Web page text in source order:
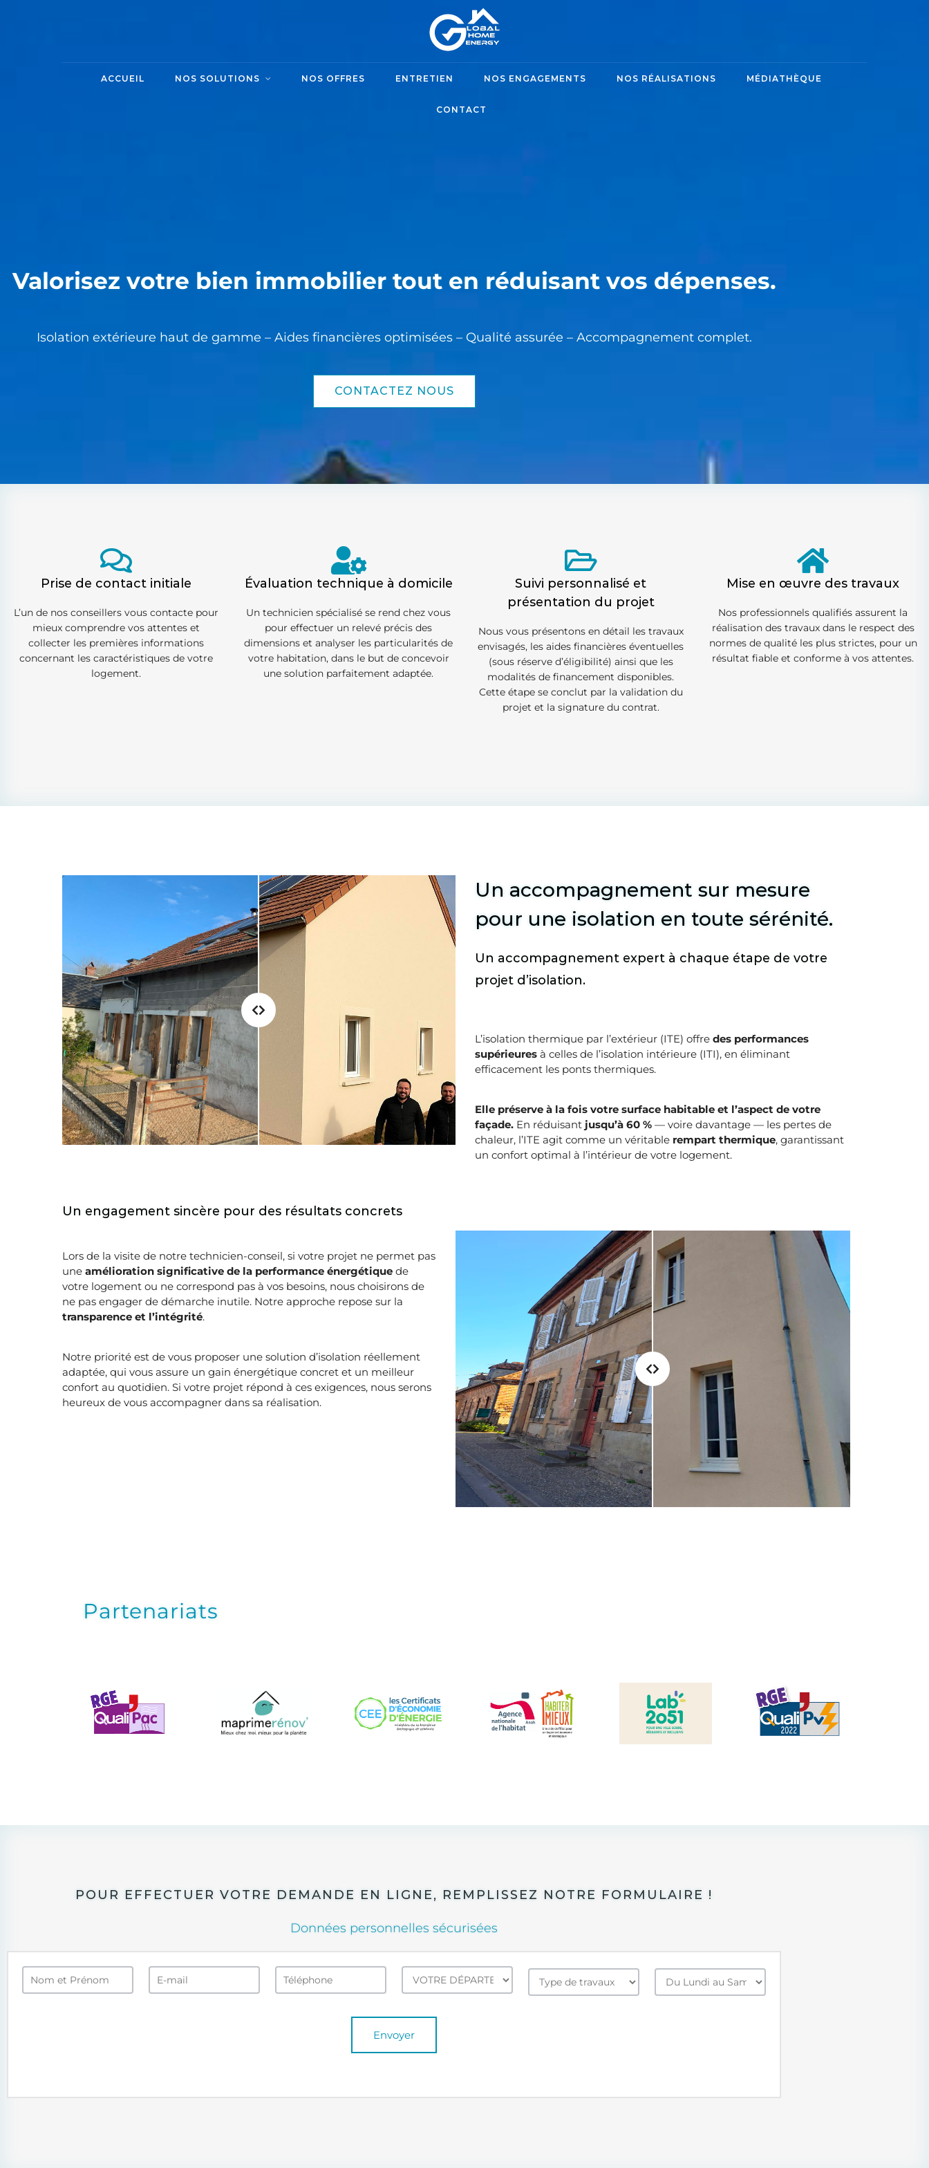
ACCUEIL NOS SOLUTIONS NOS OFFRES ENTRETIEN NOS ENGAGEMENTS NOS RÉALISATIONS MÉDIATHÈQUE
CONTACT
Valorisez votre bien immobilier tout en réduisant vos dépenses.
Isolation extérieure haut de gamme – Aides financières optimisées – Qualité assurée – Accompagnement complet.
CONTACTEZ NOUS
Prise de contact initiale
L’un de nos conseillers vous contacte pour
mieux comprendre vos attentes et
collecter les premières informations
concernant les caractéristiques de votre
logement.
Évaluation technique à domicile
Un technicien spécialisé se rend chez vous
pour effectuer un relevé précis des
dimensions et analyser les particularités de
votre habitation, dans le but de concevoir
une solution parfaitement adaptée.
Suivi personnalisé et
présentation du projet
Nous vous présentons en détail les travaux
envisagés, les aides financières éventuelles
(sous réserve d’éligibilité) ainsi que les
modalités de financement disponibles.
Cette étape se conclut par la validation du
projet et la signature du contrat.
Mise en œuvre des travaux
Nos professionnels qualifiés assurent la
réalisation des travaux dans le respect des
normes de qualité les plus strictes, pour un
résultat fiable et conforme à vos attentes.
Un engagement sincère pour des résultats concrets
Lors de la visite de notre technicien-conseil, si votre projet ne permet pas
une amélioration significative de la performance énergétique de
votre logement ou ne correspond pas à vos besoins, nous choisirons de
ne pas engager de démarche inutile. Notre approche repose sur la
transparence et l’intégrité.
Notre priorité est de vous proposer une solution d’isolation réellement
adaptée, qui vous assure un gain énergétique concret et un meilleur
confort au quotidien. Si votre projet répond à ces exigences, nous serons
heureux de vous accompagner dans sa réalisation.
Un accompagnement sur mesure
pour une isolation en toute sérénité.
Un accompagnement expert à chaque étape de votre
projet d’isolation.
L’isolation thermique par l’extérieur (ITE) offredes performances
supérieures à celles de l’isolation intérieure (ITI), en éliminant
efficacement les ponts thermiques.
Elle préserve à la fois votre surface habitable et l’aspect de votre
façade. En réduisant jusqu’à 60 % — voire davantage — les pertes de
chaleur, l’ITE agit comme un véritable rempart thermique, garantissant
un confort optimal à l’intérieur de votre logement.
Partenariats
POUR EFFECTUER VOTRE DEMANDE EN LIGNE, REMPLISSEZ NOTRE FORMULAIRE !
Données personnelles sécurisées
Formulaire
Rappel
Envoyer